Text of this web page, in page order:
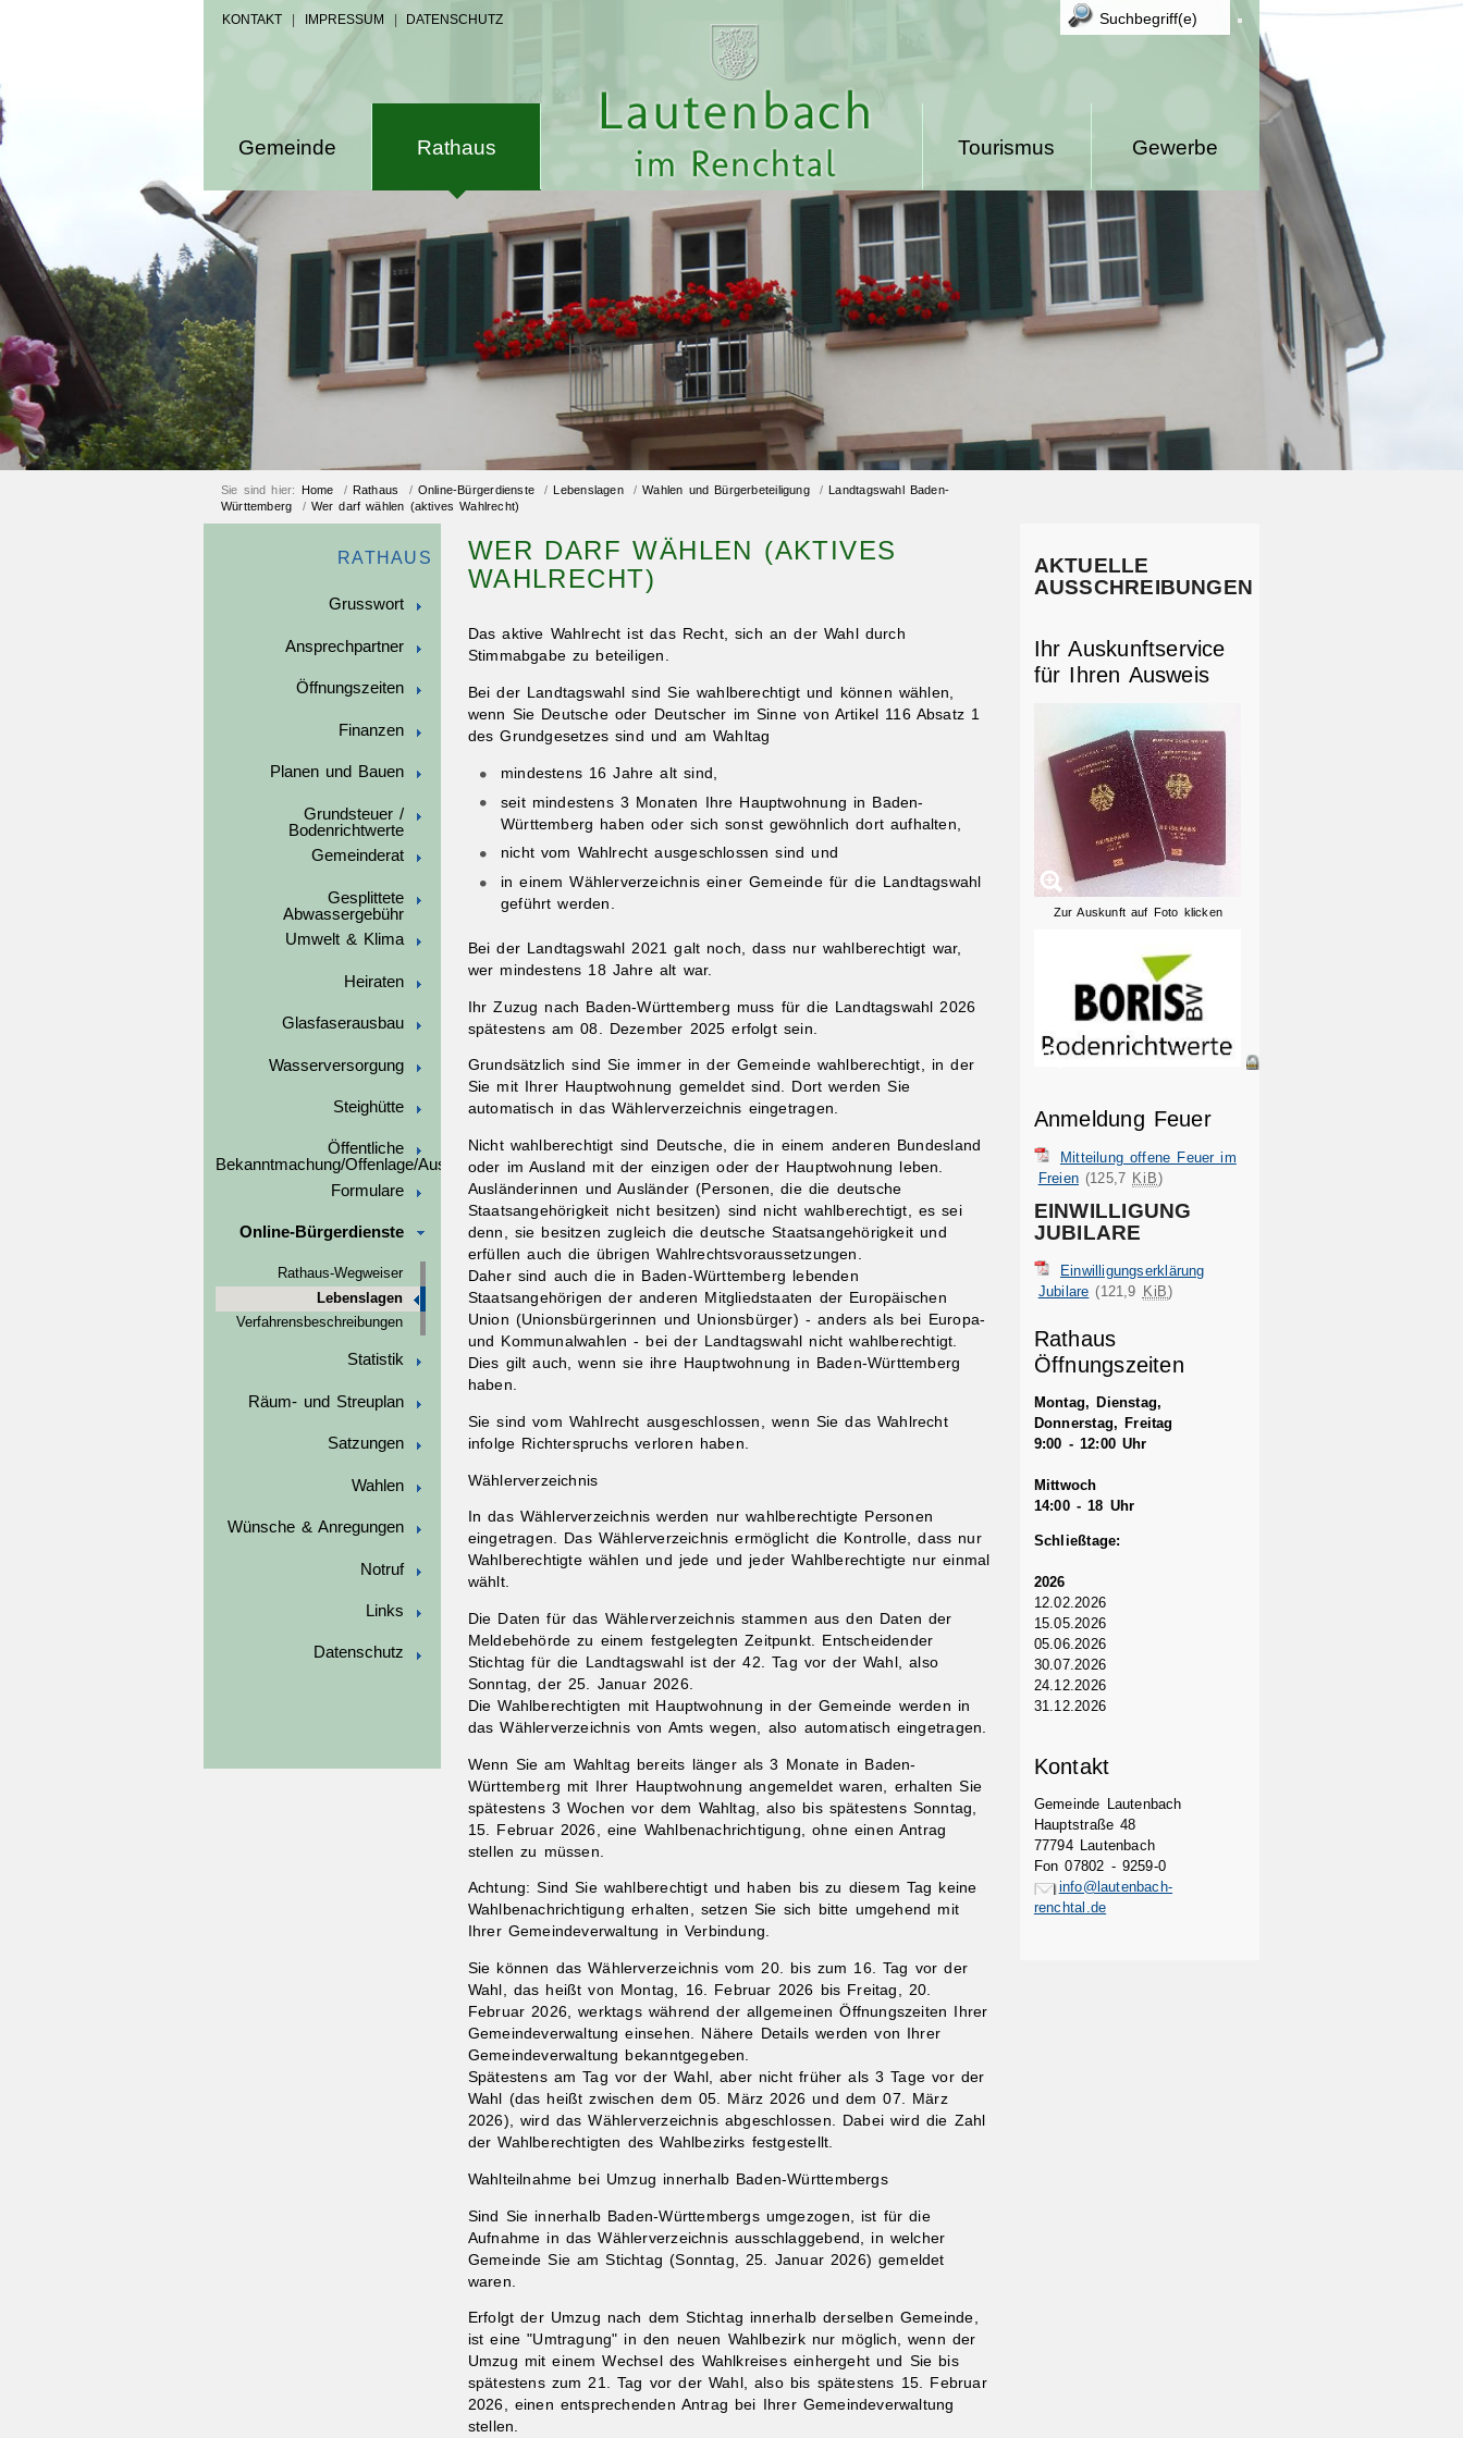
KONTAKT IMPRESSUM DATENSCHUTZ
Gemeinde Rathaus Gewerbe
Tourismus
Sie sind hier: Home / Rathaus / Online-Bürgerdienste / Lebenslagen /Wahlen und Bürgerbeteiligung / Landtagswahl Baden-
Württemberg
/ Wer darf wählen (aktives Wahlrecht)
RATHAUS
Grusswort
Ansprechpartner
Öffnungszeiten
Finanzen
Planen und Bauen
Grundsteuer /
Bodenrichtwerte
Gemeinderat
Gesplittete
Abwassergebühr
Umwelt & Klima
Heiraten
Glasfaserausbau
Wasserversorgung
Steighütte
Öffentliche
Bekanntmachung/Offenlage/Ausschreibungen
Formulare
Online-Bürgerdienste
Rathaus-Wegweiser
Lebenslagen
Verfahrensbeschreibungen
Statistik
Räum- und Streuplan
Satzungen
Wahlen
Wünsche & Anregungen
Notruf
Links
Datenschutz
WER DARF WÄHLEN (AKTIVES
WAHLRECHT)
Das aktive Wahlrecht ist das Recht, sich an der Wahl durch
Stimmabgabe zu beteiligen.
Bei der Landtagswahl sind Sie wahlberechtigt und können wählen,
wenn Sie Deutsche oder Deutscher im Sinne von Artikel 116 Absatz 1
des Grundgesetzes sind und am Wahltag
mindestens 16 Jahre alt sind,
seit mindestens 3 Monaten Ihre Hauptwohnung in Baden-
Württemberg haben oder sich sonst gewöhnlich dort aufhalten,
nicht vom Wahlrecht ausgeschlossen sind und
in einem Wählerverzeichnis einer Gemeinde für die Landtagswahl
geführt werden.
Bei der Landtagswahl 2021 galt noch, dass nur wahlberechtigt war,
wer mindestens 18 Jahre alt war.
Ihr Zuzug nach Baden-Württemberg muss für die Landtagswahl 2026
spätestens am 08. Dezember 2025 erfolgt sein.
Grundsätzlich sind Sie immer in der Gemeinde wahlberechtigt, in der
Sie mit Ihrer Hauptwohnung gemeldet sind. Dort werden Sie
automatisch in das Wählerverzeichnis eingetragen.
Nicht wahlberechtigt sind Deutsche, die in einem anderen Bundesland
oder im Ausland mit der einzigen oder der Hauptwohnung leben.
Ausländerinnen und Ausländer (Personen, die die deutsche
Staatsangehörigkeit nicht besitzen) sind nicht wahlberechtigt, es sei
denn, sie besitzen zugleich die deutsche Staatsangehörigkeit und
erfüllen auch die übrigen Wahlrechtsvoraussetzungen.
Daher sind auch die in Baden-Württemberg lebenden
Staatsangehörigen der anderen Mitgliedstaaten der Europäischen
Union (Unionsbürgerinnen und Unionsbürger) - anders als bei Europa-
und Kommunalwahlen - bei der Landtagswahl nicht wahlberechtigt.
Dies gilt auch, wenn sie ihre Hauptwohnung in Baden-Württemberg
haben.
Sie sind vom Wahlrecht ausgeschlossen, wenn Sie das Wahlrecht
infolge Richterspruchs verloren haben.
Wählerverzeichnis
In das Wählerverzeichnis werden nur wahlberechtigte Personen
eingetragen. Das Wählerverzeichnis ermöglicht die Kontrolle, dass nur
Wahlberechtigte wählen und jede und jeder Wahlberechtigte nur einmal
wählt.
Die Daten für das Wählerverzeichnis stammen aus den Daten der
Meldebehörde zu einem festgelegten Zeitpunkt. Entscheidender
Stichtag für die Landtagswahl ist der 42. Tag vor der Wahl, also
Sonntag, der 25. Januar 2026.
Die Wahlberechtigten mit Hauptwohnung in der Gemeinde werden in
das Wählerverzeichnis von Amts wegen, also automatisch eingetragen.
Wenn Sie am Wahltag bereits länger als 3 Monate in Baden-
Württemberg mit Ihrer Hauptwohnung angemeldet waren, erhalten Sie
spätestens 3 Wochen vor dem Wahltag, also bis spätestens Sonntag,
15. Februar 2026, eine Wahlbenachrichtigung, ohne einen Antrag
stellen zu müssen.
Achtung: Sind Sie wahlberechtigt und haben bis zu diesem Tag keine
Wahlbenachrichtigung erhalten, setzen Sie sich bitte umgehend mit
Ihrer Gemeindeverwaltung in Verbindung.
Sie können das Wählerverzeichnis vom 20. bis zum 16. Tag vor der
Wahl, das heißt von Montag, 16. Februar 2026 bis Freitag, 20.
Februar 2026, werktags während der allgemeinen Öffnungszeiten Ihrer
Gemeindeverwaltung einsehen. Nähere Details werden von Ihrer
Gemeindeverwaltung bekanntgegeben.
Spätestens am Tag vor der Wahl, aber nicht früher als 3 Tage vor der
Wahl (das heißt zwischen dem 05. März 2026 und dem 07. März
2026), wird das Wählerverzeichnis abgeschlossen. Dabei wird die Zahl
der Wahlberechtigten des Wahlbezirks festgestellt.
Wahlteilnahme bei Umzug innerhalb Baden-Württembergs
Sind Sie innerhalb Baden-Württembergs umgezogen, ist für die
Aufnahme in das Wählerverzeichnis ausschlaggebend, in welcher
Gemeinde Sie am Stichtag (Sonntag, 25. Januar 2026) gemeldet
waren.
Erfolgt der Umzug nach dem Stichtag innerhalb derselben Gemeinde,
ist eine "Umtragung" in den neuen Wahlbezirk nur möglich, wenn der
Umzug mit einem Wechsel des Wahlkreises einhergeht und Sie bis
spätestens zum 21. Tag vor der Wahl , also bis spätestens 15. Februar
2026, einen entsprechenden Antrag bei Ihrer Gemeindeverwaltung
stellen.
AKTUELLE
AUSSCHREIBUNGEN
Ihr Auskunftservice
für Ihren Ausweis
Zur Auskunft auf Foto klicken
Anmeldung Feuer
Mitteilung offene Feuer im
Freien (125,7 KiB)
EINWILLIGUNG
JUBILARE
Einwilligungserklärung
Jubilare (121,9 KiB)
Rathaus
Öffnungszeiten
Montag, Dienstag,
Donnerstag, Freitag
9:00 - 12:00 Uhr
Mittwoch
14:00 - 18 Uhr
Schließtage:
2026
12.02.2026
15.05.2026
05.06.2026
30.07.2026
24.12.2026
31.12.2026
Kontakt
Gemeinde Lautenbach
Hauptstraße 48
77794 Lautenbach
Fon 07802 - 9259-0
info@lautenbach-
renchtal.de